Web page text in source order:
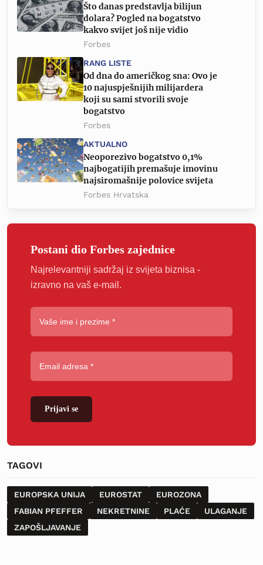
Što danas predstavlja bilijun
dolara? Pogled na bogatstvo
kakvo svijet još nije vidio
Forbes
RANG LISTE
Od dna do američkog sna: Ovo je
10 najuspješnijih milijardera
koji su sami stvorili svoje
bogatstvo
Forbes
AKTUALNO
Neoporezivo bogatstvo 0,1%
najbogatijih premašuje imovinu
najsiromašnije polovice svijeta
Forbes Hrvatska
Postani dio Forbes zajednice
Najrelevantniji sadržaj iz svijeta biznisa -
izravno na vaš e-mail.
Prijavi se
TAGOVI
EUROPSKA UNIJA EUROSTAT
EUROZONA
FABIAN PFEFFER
NEKRETNINE PLAĆE
ULAGANJE
ZAPOŠLJAVANJE